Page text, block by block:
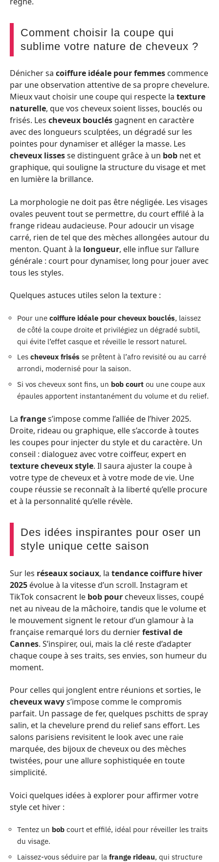
Comment choisir la coupe qui
sublime votre nature de cheveux ?
Dénicher sa coiffure idéale pour femmes commence
par une observation attentive de sa propre chevelure.
Mieux vaut choisir une coupe qui respecte la texture
naturelle, que vos cheveux soient lisses, bouclés ou
frisés. Les cheveux bouclés gagnent en caractère
avec des longueurs sculptées, un dégradé sur les
pointes pour dynamiser et alléger la masse. Les
cheveux lissesse distinguent grâce à un bob net et
graphique, qui souligne la structure du visage et met
en lumière la brillance.
La morphologie ne doit pas être négligée. Les visages
ovales peuvent tout se permettre, du court effilé à la
frange rideau audacieuse. Pour adoucir un visage
carré, rien de tel que des mèches allongées autour du
menton. Quant à la longueur, elle influe sur l’allure
générale : court pour dynamiser, long pour jouer avec
tous les styles.
Quelques astuces utiles selon la texture :
Pour une coiffure idéale pour cheveux bouclés, laissez
de côté la coupe droite et privilégiez un dégradé subtil,
qui évite l’effet casque et réveille le ressort naturel.
Les cheveux frisés se prêtent à l’afro revisité ou au carré
arrondi, modernisé pour la saison.
Si vos cheveux sont fins, un bob court ou une coupe aux
épaules apportent instantanément du volume et du relief.
La franges’impose comme l’alliée de l’hiver 2025.
Droite, rideau ou graphique, elle s’accorde à toutes
les coupes pour injecter du style et du caractère. Un
conseil : dialoguez avec votre coiffeur, expert en
texture cheveux style. Il saura ajuster la coupe à
votre type de cheveux et à votre mode de vie. Une
coupe réussie se reconnaît à la liberté qu’elle procure
et à la personnalité qu’elle révèle.
Des idées inspirantes pour oser un
style unique cette saison
Sur les réseaux sociaux, la tendance coiffure hiver
2025 évolue à la vitesse d’un scroll. Instagram et
TikTok consacrent le bob pour cheveux lisses, coupé
net au niveau de la mâchoire, tandis que le volume et
le mouvement signent le retour d’un glamour à la
française remarqué lors du dernierfestival de
Cannes. S’inspirer, oui, mais la clé reste d’adapter
chaque coupe à ses traits, ses envies, son humeur du
moment.
Pour celles qui jonglent entre réunions et sorties, le
cheveux wavys’impose comme le compromis
parfait. Un passage de fer, quelques pschitts de spray
salin, et la chevelure prend du relief sans effort. Les
salons parisiens revisitent le look avec une raie
marquée, des bijoux de cheveux ou des mèches
twistées, pour une allure sophistiquée en toute
simplicité.
Voici quelques idées à explorer pour affirmer votre
style cet hiver :
Tentez un bob court et effilé, idéal pour réveiller les traits
du visage.
Laissez-vous séduire par la frange rideau, qui structure